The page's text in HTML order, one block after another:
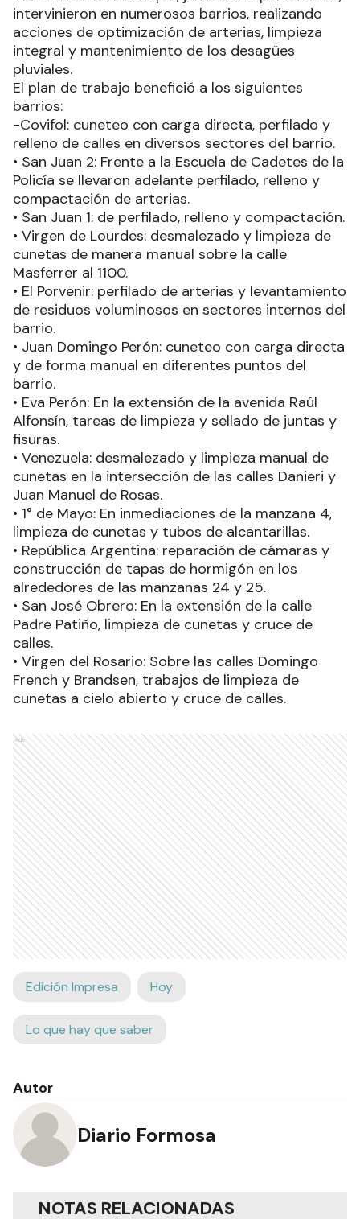
Cuadrillas de la Dirección de Mantenimiento de la
Vía Pública del Municipio, junto a cooperativistas,
intervinieron en numerosos barrios, realizando
acciones de optimización de arterias, limpieza
integral y mantenimiento de los desagües
pluviales.
El plan de trabajo benefició a los siguientes
barrios:
-Covifol: cuneteo con carga directa, perfilado y
relleno de calles en diversos sectores del barrio.
• San Juan 2: Frente a la Escuela de Cadetes de la
Policía se llevaron adelante perfilado, relleno y
compactación de arterias.
• San Juan 1: de perfilado, relleno y compactación.
• Virgen de Lourdes: desmalezado y limpieza de
cunetas de manera manual sobre la calle
Masferrer al 1100.
• El Porvenir: perfilado de arterias y levantamiento
de residuos voluminosos en sectores internos del
barrio.
• Juan Domingo Perón: cuneteo con carga directa
y de forma manual en diferentes puntos del
barrio.
• Eva Perón: En la extensión de la avenida Raúl
Alfonsín, tareas de limpieza y sellado de juntas y
fisuras.
• Venezuela: desmalezado y limpieza manual de
cunetas en la intersección de las calles Danieri y
Juan Manuel de Rosas.
• 1° de Mayo: En inmediaciones de la manzana 4,
limpieza de cunetas y tubos de alcantarillas.
• República Argentina: reparación de cámaras y
construcción de tapas de hormigón en los
alrededores de las manzanas 24 y 25.
• San José Obrero: En la extensión de la calle
Padre Patiño, limpieza de cunetas y cruce de
calles.
• Virgen del Rosario: Sobre las calles Domingo
cunetas a cielo abierto y cruce de calles.
Ads
Edición Impresa
Autor